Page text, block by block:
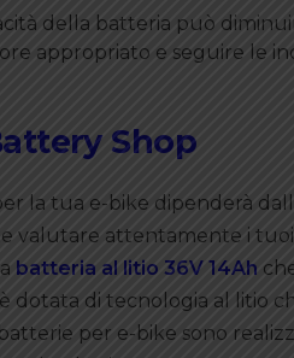
della batteria può
appropriato e seguire le
Shop
la tua e-bike dipenderà
valutare attentamente i
batteria al litio 36V 14Ah
dotata di tecnologia al litio
per e-bike sono